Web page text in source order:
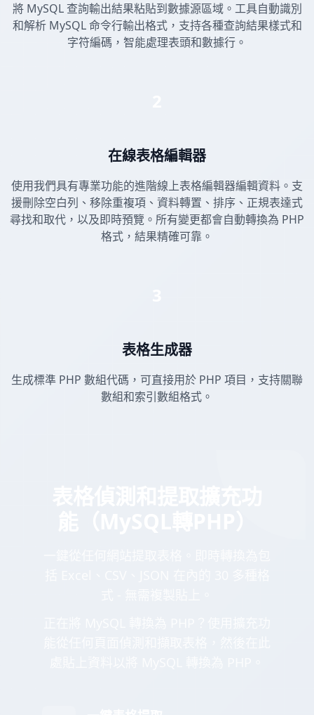
將 MySQL 查詢輸出結果粘貼到數據源區域。工具自動識別
和解析 MySQL 命令行輸出格式，支持各種查詢結果樣式和
字符編碼，智能處理表頭和數據行。
在線表格編輯器
使用我們具有專業功能的進階線上表格編輯器編輯資料。支
援刪除空白列、移除重複項、資料轉置、排序、正規表達式
尋找和取代，以及即時預覽。所有變更都會自動轉換為 PHP
格式，結果精確可靠。
表格生成器
生成標準 PHP 數組代碼，可直接用於 PHP 項目，支持關聯
數組和索引數組格式。